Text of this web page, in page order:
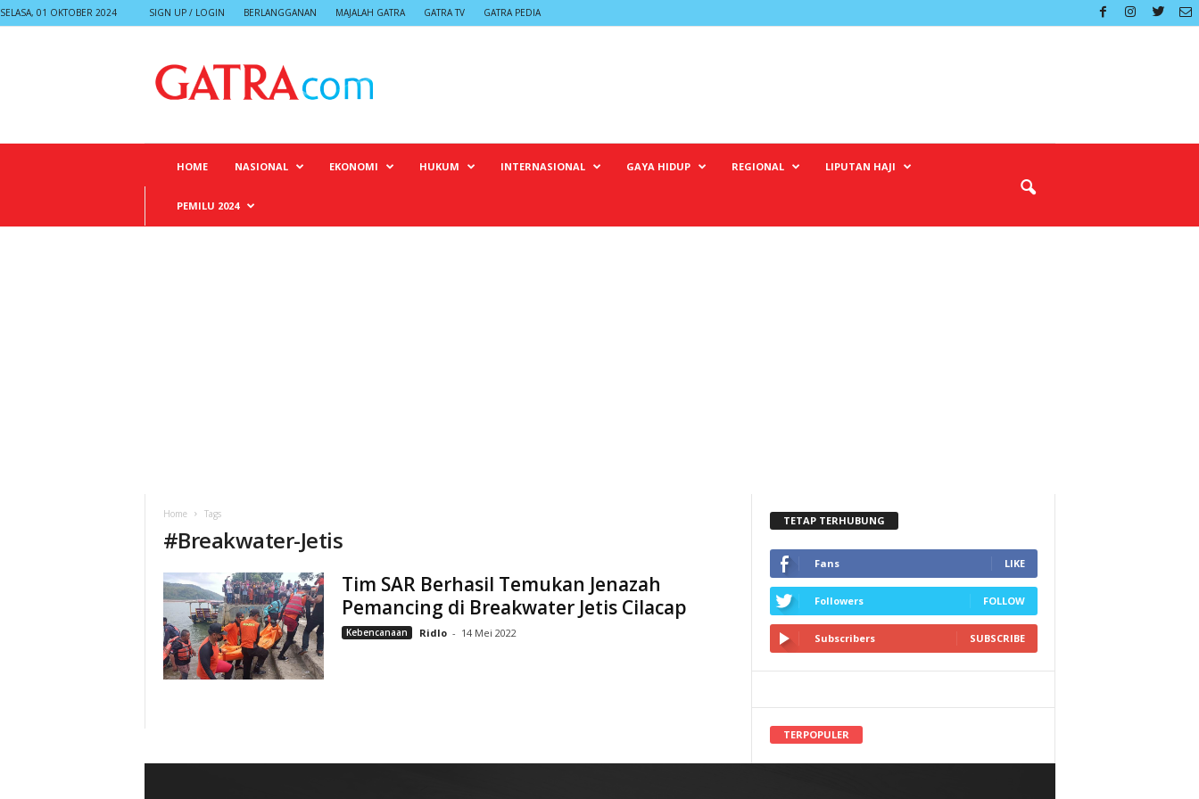
SELASA, 01 OKTOBER 2024 SIGN UP / LOGIN BERLANGGANAN MAJALAH GATRA GATRA TV GATRA PEDIA
HOME NASIONAL EKONOMI HUKUM INTERNASIONAL GAYA HIDUP REGIONAL LIPUTAN HAJI
PEMILU 2024
Home Tags
#Breakwater-Jetis
Tim SAR Berhasil Temukan Jenazah
Pemancing di Breakwater Jetis Cilacap
Kebencanaan Ridlo - 14 Mei 2022
TETAP TERHUBUNG
Fans LIKE
Followers FOLLOW
Subscribers SUBSCRIBE
TERPOPULER